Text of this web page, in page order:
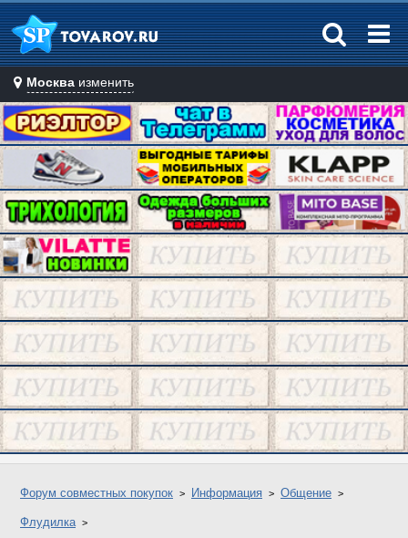
Москва изменить
Форум совместных покупок Информация Общение
Флудилка